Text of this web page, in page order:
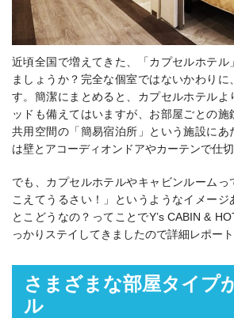
近頃全国で増えてきた、「カプセルホテル
ましょうか？完全な個室ではないかわりに
す。簡潔にまとめると、カプセルホテルよ
ッドも備えてはいますが、お部屋ごとの施
共用空間の「簡易宿泊所」という施設にあ
は壁とアコーディオンドアやカーテンで仕切
でも、カプセルホテルやキャビンルームっ
こえてうるさい！」というようなイメージ
とこどうなの？ってことでY’s CABIN &
っかりステイしてきましたので詳細レポート
さまざまな部屋タイプ
ル